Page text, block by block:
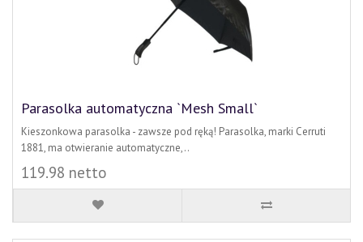
Parasolka automatyczna `Mesh Small`
Kieszonkowa parasolka - zawsze pod ręką! Parasolka, marki Cerruti
1881, ma otwieranie automatyczne,..
119.98 netto